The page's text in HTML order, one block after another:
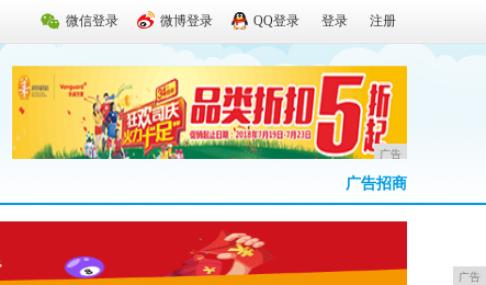
微信登录 微博登录 QQ登录 登录 注册
广告
广告招商
广告